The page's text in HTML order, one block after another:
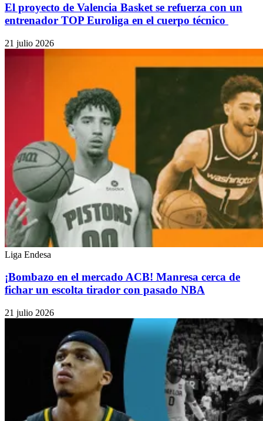
El proyecto de Valencia Basket se refuerza con un
entrenador TOP Euroliga en el cuerpo técnico
21 julio 2026
Liga Endesa
¡Bombazo en el mercado ACB! Manresa cerca de
fichar un escolta tirador con pasado NBA
21 julio 2026